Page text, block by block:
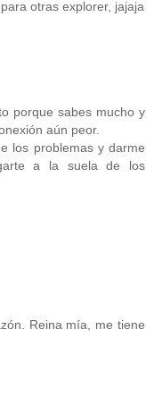
otras explorer, jajaja
porque sabes mucho y
aún peor.
los problemas y darme
a la suela de los
Reina mía, me tiene